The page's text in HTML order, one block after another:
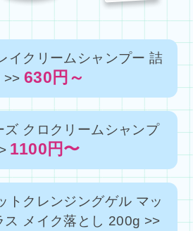
イクリームシャンプー 詰
>> 630円～
ズ クロクリームシャンプ
1100円〜
トクレンジングゲル マッ
ス メイク落とし 200g >>